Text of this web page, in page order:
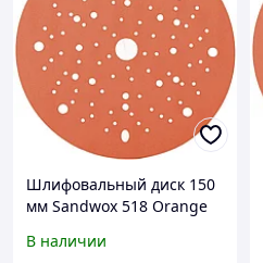
Шлифовальный диск 150
мм Sandwox 518 Orange
В наличии